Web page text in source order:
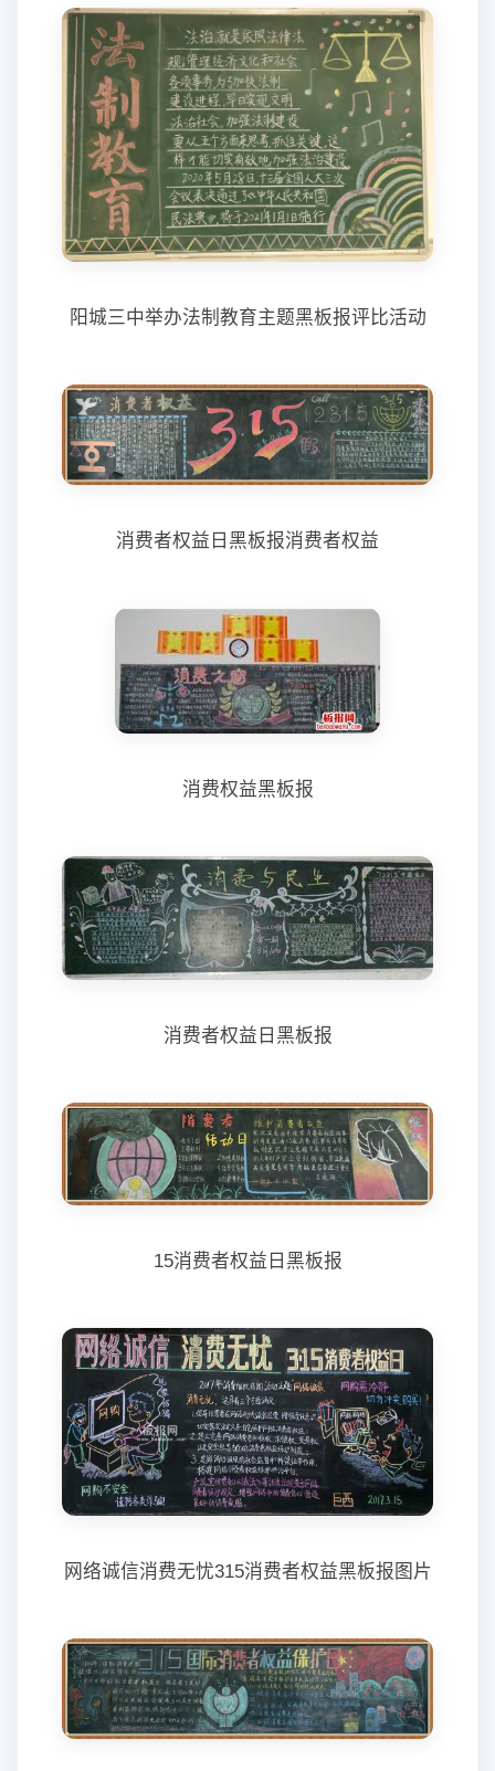
阳城三中举办法制教育主题黑板报评比活动
消费者权益日黑板报消费者权益
消费权益黑板报
消费者权益日黑板报
15消费者权益日黑板报
网络诚信消费无忧315消费者权益黑板报图片